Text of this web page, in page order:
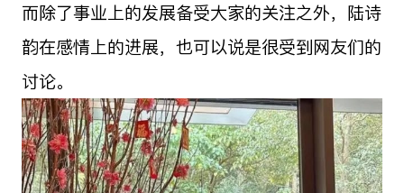
而除了事业上的发展备受大家的关注之外，陆诗
韵在感情上的进展，也可以说是很受到网友们的
讨论。